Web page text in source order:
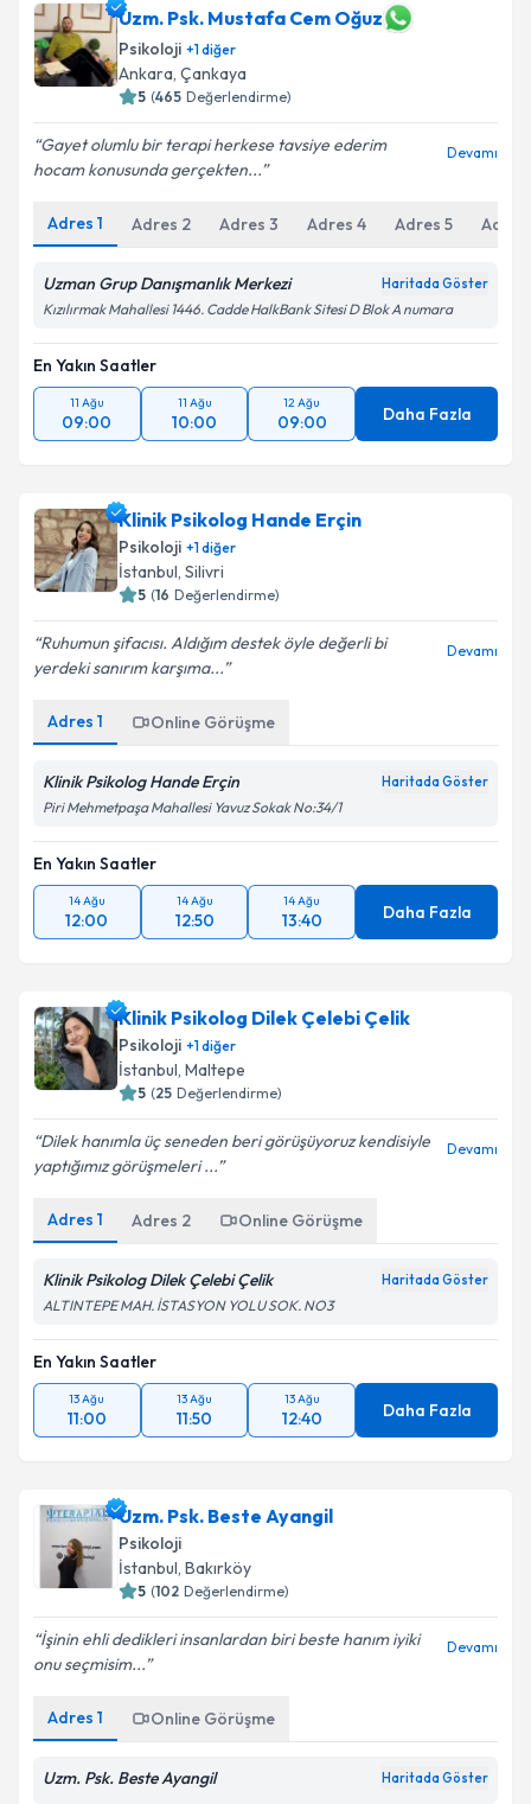
Psk. Sümeyye Karacaiçin randevu takvimi talebi
oluşturun. Size bu uzmandan randevu almanız için bir
takvim hazırlandığında e-posta ile bilgilendireceğiz.
E-posta Adresiniz
Kişisel verilerimin işlenmesine ilişkin
Aydınlatma
Metni'ni okudum ve kişisel verilerimin belirtilen
Takvim Talebini Gönder
Uzm. Psk. Mustafa Cem Oğuz
Psikoloji +1diğer
Ankara, Çankaya
5 (465 Değerlendirme)
Gayet olumlu bir terapi herkese tavsiye ederim
hocam konusunda gerçekten...
Devamı
Adres 1 Adres 2 Adres 3 Adres 4 Adres 5 Adres
Uzman Grup Danışmanlık Merkezi Haritada Göster
Kızılırmak Mahallesi 1446. Cadde HalkBank Sitesi D Blok A numara
En Yakın Saatler
11 Ağu
09:00
11 Ağu
10:00
12 Ağu
09:00 Daha Fazla
Klinik Psikolog Hande Erçin
Psikoloji +1diğer
İstanbul, Silivri
5 (16 Değerlendirme)
Ruhumun şifacısı. Aldığım destek öyle değerli bi
yerdeki sanırım karşıma...
Devamı
Adres 1 Online Görüşme
Klinik Psikolog Hande Erçin Haritada Göster
Piri Mehmetpaşa Mahallesi Yavuz Sokak No:34/1
En Yakın Saatler
14 Ağu
12:00
14 Ağu
12:50
14 Ağu
13:40 Daha Fazla
Klinik Psikolog Dilek Çelebi Çelik
Psikoloji +1diğer
İstanbul, Maltepe
5 (25 Değerlendirme)
Dilek hanımla üç seneden beri görüşüyoruz kendisiyle
yaptığımız görüşmeleri ...
Devamı
Adres 1 Adres 2 Online Görüşme
Klinik Psikolog Dilek Çelebi Çelik Haritada Göster
ALTINTEPE MAH. İSTASYON YOLU SOK. NO3
En Yakın Saatler
13 Ağu
11:00
13 Ağu
11:50
13 Ağu
12:40 Daha Fazla
Uzm. Psk. Beste Ayangil
Psikoloji
İstanbul, Bakırköy
5 (102 Değerlendirme)
İşinin ehli dedikleri insanlardan biri beste hanım iyiki
onu seçmisim...
Devamı
Adres 1 Online Görüşme
Uzm. Psk. Beste Ayangil Haritada Göster